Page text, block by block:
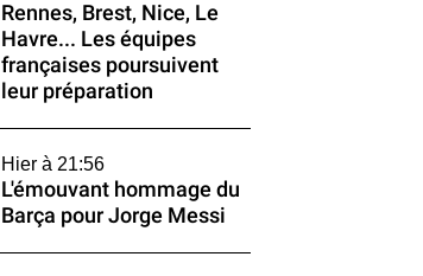
Rennes, Brest, Nice, Le
Havre... Les équipes
françaises poursuivent
leur préparation
Hier à 21:56
L'émouvant hommage du
Barça pour Jorge Messi